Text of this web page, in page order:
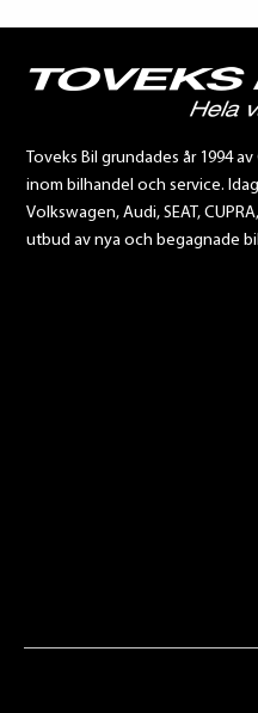
Toveks Bil grundades år 1994
inom bilhandel och service.
Volkswagen, Audi, SEAT,
utbud av nya och begagnade